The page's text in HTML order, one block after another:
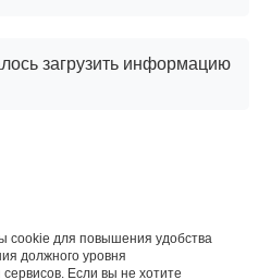
загрузить информацию
cookie для повышения удобства
должного уровня
Если вы не хотите